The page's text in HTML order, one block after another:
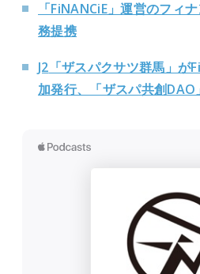
「FiNANCiE」運営のフィ
務提携
J2 「ザスパクサツ群馬」が
加発行、「ザスパ共創DAO